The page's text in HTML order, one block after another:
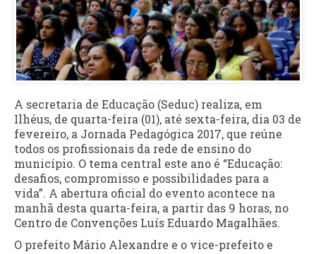
A secretaria de Educação (Seduc) realiza, em
Ilhéus, de quarta-feira (01), até sexta-feira, dia 03 de
fevereiro, a Jornada Pedagógica 2017, que reúne
todos os profissionais da rede de ensino do
município. O tema central este ano é “Educação:
desafios, compromisso e possibilidades para a
vida”. A abertura oficial do evento acontece na
manhã desta quarta-feira, a partir das 9 horas, no
Centro de Convenções Luís Eduardo Magalhães.
O prefeito Mário Alexandre e o vice-prefeito e